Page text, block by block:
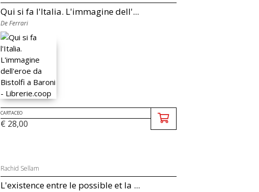
Qui si fa l'Italia. L'immagine dell'...
De Ferrari
CARTACEO
€ 28,00
Rachid Sellam
L'existence entre le possible et la ...